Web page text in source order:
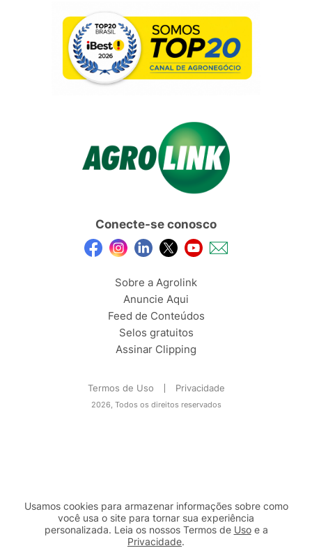
Conecte-se conosco
Sobre a Agrolink
Anuncie Aqui
Feed de Conteúdos
Selos gratuitos
Assinar Clipping
Termos de Uso Privacidade
2026, Todos os direitos reservados
Usamos cookies para armazenar informações sobre como
você usa o site para tornar sua experiência
personalizada. Leia os nossos Termos de Usoe a
Privacidade.